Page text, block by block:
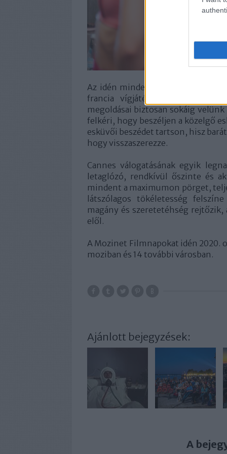
Az idén minden tekintetben
francia vígjátékmeglepetése.
megoldásai biztosan sokáig
felkéri, hogy beszéljen a közelgő
esküvői beszédet tartson, hisz
hogy visszaszerezze.
Cannes válogatásának egyik
letaglózó, rendkívül őszinte és
mindent a maximumon pörget,
látszólagos tökéletesség
magány és szeretetéhség
elől.
A Mozinet Filmnapokat idén 2020.
moziban és 14 további városban.
Ajánlott bejegyzések:
A